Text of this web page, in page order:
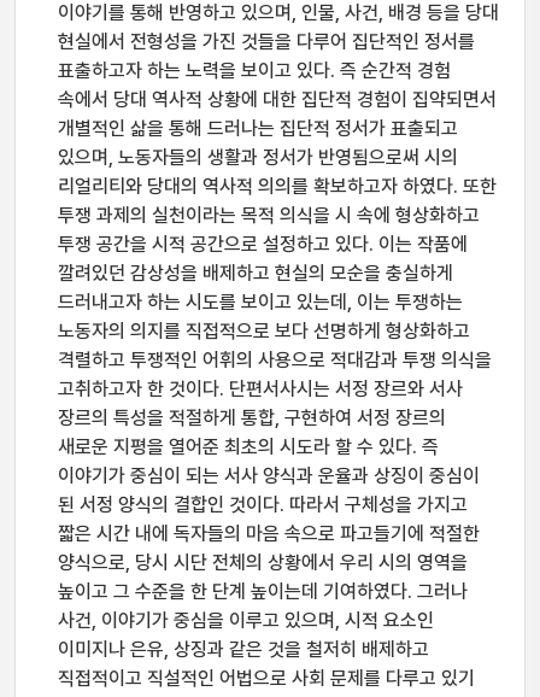
이야기를 통해 반영하고 있으며, 인물, 사건, 배경 등을 당대
현실에서 전형성을 가진 것들을 다루어 집단적인 정서를
표출하고자 하는 노력을 보이고 있다. 즉 순간적 경험
속에서 당대 역사적 상황에 대한 집단적 경험이 집약되면서
개별적인 삶을 통해 드러나는 집단적 정서가 표출되고
있으며, 노동자들의 생활과 정서가 반영됨으로써 시의
리얼리티와 당대의 역사적 의의를 확보하고자 하였다. 또한
투쟁 과제의 실천이라는 목적 의식을 시 속에 형상화하고
투쟁 공간을 시적 공간으로 설정하고 있다. 이는 작품에
깔려있던 감상성을 배제하고 현실의 모순을 충실하게
드러내고자 하는 시도를 보이고 있는데, 이는 투쟁하는
노동자의 의지를 직접적으로 보다 선명하게 형상화하고
격렬하고 투쟁적인 어휘의 사용으로 적대감과 투쟁 의식을
고취하고자 한 것이다. 단편서사시는 서정 장르와 서사
장르의 특성을 적절하게 통합, 구현하여 서정 장르의
새로운 지평을 열어준 최초의 시도라 할 수 있다. 즉
이야기가 중심이 되는 서사 양식과 운율과 상징이 중심이
된 서정 양식의 결합인 것이다. 따라서 구체성을 가지고
짧은 시간 내에 독자들의 마음 속으로 파고들기에 적절한
양식으로, 당시 시단 전체의 상황에서 우리 시의 영역을
높이고 그 수준을 한 단계 높이는데 기여하였다. 그러나
사건, 이야기가 중심을 이루고 있으며, 시적 요소인
이미지나 은유, 상징과 같은 것을 철저히 배제하고
직접적이고 직설적인 어법으로 사회 문제를 다루고 있기